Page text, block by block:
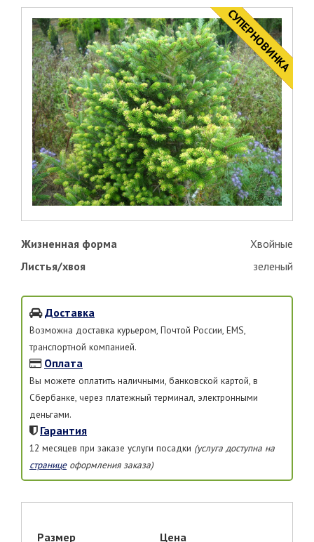
НОВИНКА
CУПЕРНОВИНКА
Жизненная форма
Хвойные
Листья/хвоя
зеленый
Доставка
Возможна доставка курьером, Почтой России, EMS,
транспортной компанией.
Оплата
Вы можете оплатить наличными, банковской картой, в
Сбербанке, через платежный терминал, электронными
деньгами.
Гарантия
12 месяцев при заказе услуги посадки (услуга доступна на
страницеоформления заказа)
Размер Цена